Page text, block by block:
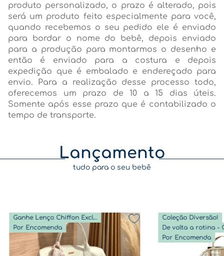
produto personalizado, o prazo é alterado, pois
será um produto feito especialmente para você,
quando recebemos o seu pedido ele é enviado
para bordar o nome do bebê, depois enviado
para a produção para montarmos o desenho e
então é enviado para a costura e depois
expedição que é embalado e endereçado para
envio. Para a realização desse processo todo,
oferecemos um prazo de 10 a 15 dias úteis.
Somente após esse prazo que é contabilizado o
tempo de transporte.
Lançamento
tudo para o seu bebê
Ganhe Lenço Chiffon Exclusivo
Por Encomenda
Coleção Diversão!
Por Encomenda